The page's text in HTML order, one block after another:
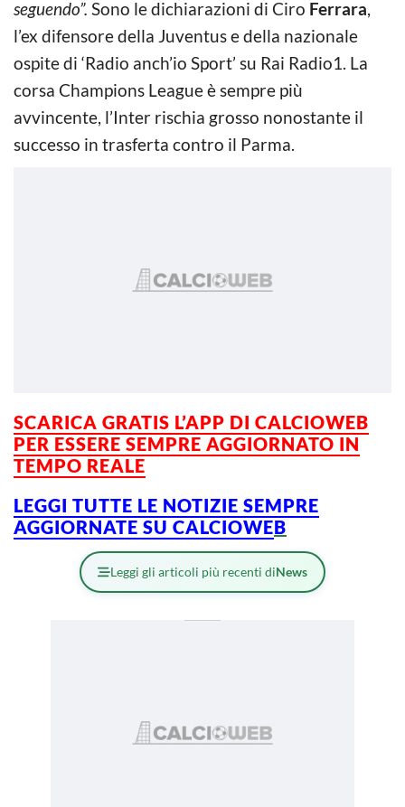
seguendo”. Sono le dichiarazioni di Ciro Ferrara,
l’ex difensore della Juventus e della nazionale
ospite di ‘Radio anch’io Sport’ su Rai Radio1. La
corsa Champions League è sempre più
avvincente, l’Inter rischia grosso nonostante il
successo in trasferta contro il Parma.
SCARICA GRATIS L’APP DI CALCIOWEB
PER ESSERE SEMPRE AGGIORNATO IN
TEMPO REALE
LEGGI TUTTE LE NOTIZIE SEMPRE
AGGIORNATE SU CALCIOWEB
Leggi gli articoli più recenti diNews